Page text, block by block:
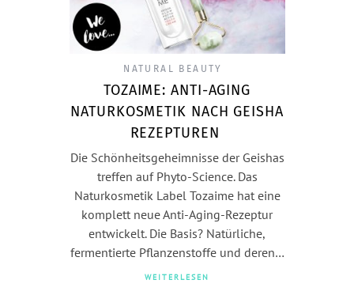
NATURAL BEAUTY
TOZAIME: ANTI-AGING
NATURKOSMETIK NACH GEISHA
REZEPTUREN
Die Schönheitsgeheimnisse der Geishas
treffen auf Phyto-Science. Das
Naturkosmetik Label Tozaime hat eine
komplett neue Anti-Aging-Rezeptur
entwickelt. Die Basis? Natürliche,
fermentierte Pflanzenstoffe und deren…
WEITERLESEN